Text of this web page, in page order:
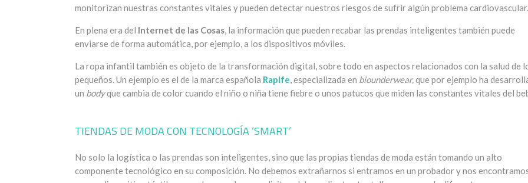
monitorizan nuestras constantes vitales y pueden detectar nuestros riesgos de sufrir algún problema cardiovascular.
En plena era del Internet de las Cosas, la información que pueden recabar las prendas inteligentes también puede
enviarse de forma automática, por ejemplo, a los dispositivos móviles.
La ropa infantil también es objeto de la transformación digital, sobre todo en aspectos relacionados con la salud de
pequeños. Un ejemplo es el de la marca española Rapife, especializada en biounderwear,que por ejemplo ha
un bodyque cambia de color cuando el niño o niña tiene fiebre o unos patucos que miden las constantes vitales del
TIENDAS DE MODA CON TECNOLOGÍA ‘SMART’
No solo la logística o las prendas son inteligentes, sino que las propias tiendas de moda están tomando un alto
componente tecnológico en su composición. No debemos extrañarnos si entramos en un probador y nos